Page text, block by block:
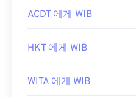
ACDT 에게 WIB
HKT 에게 WIB
WITA 에게 WIB